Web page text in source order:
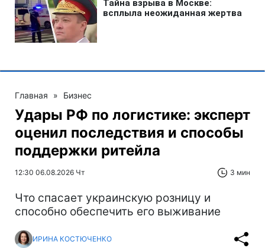
Главная » Бизнес
Удары РФ по логистике: эксперт
оценил последствия и способы
поддержки ритейла
12:30 06.08.2026 Чт 3 мин
Что спасает украинскую розницу и
способно обеспечить его выживание
ИРИНА КОСТЮЧЕНКО